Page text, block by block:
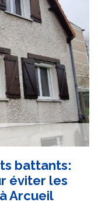
battants:
éviter les
Arcueil